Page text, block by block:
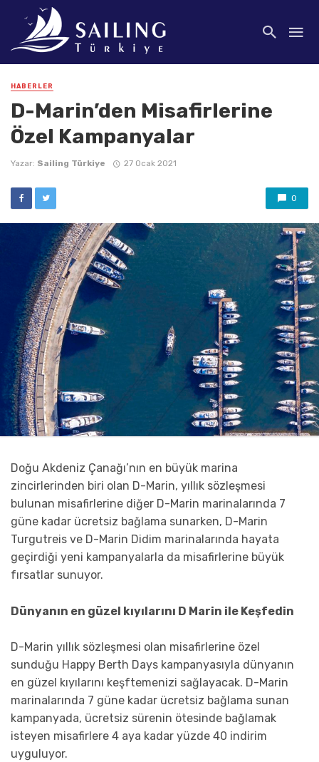
HABERLER
D-Marin’den Misafirlerine
Özel Kampanyalar
Yazar: Sailing Türkiye 27 Ocak 2021
0
Doğu Akdeniz Çanağı’nın en büyük marina
zincirlerinden biri olan D-Marin, yıllık sözleşmesi
bulunan misafirlerine diğer D-Marin marinalarında 7
güne kadar ücretsiz bağlama sunarken, D-Marin
Turgutreis ve D-Marin Didim marinalarında hayata
geçirdiği yeni kampanyalarla da misafirlerine büyük
fırsatlar sunuyor.
Dünyanın en güzel kıyılarını D Marin ile Keşfedin
D-Marin yıllık sözleşmesi olan misafirlerine özel
sunduğu Happy Berth Days kampanyasıyla dünyanın
en güzel kıyılarını keşftemenizi sağlayacak. D-Marin
marinalarında 7 güne kadar ücretsiz bağlama sunan
kampanyada, ücretsiz sürenin ötesinde bağlamak
isteyen misafirlere 4 aya kadar yüzde 40 indirim
uyguluyor.